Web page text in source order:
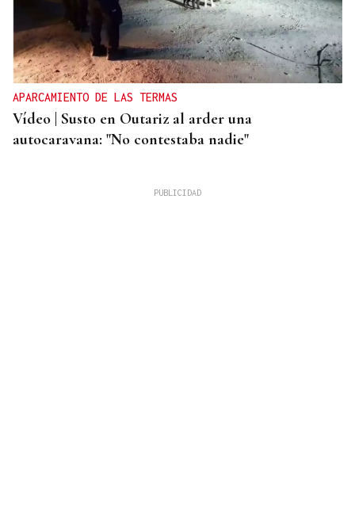
APARCAMIENTO DE LAS TERMAS
Vídeo | Susto en Outariz al arder una
autocaravana: "No contestaba nadie"